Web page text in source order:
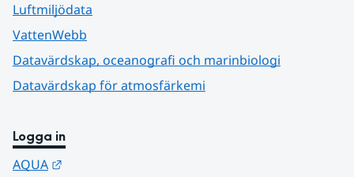
Luftmiljödata
VattenWebb
Datavärdskap, oceanografi och marinbiologi
Datavärdskap för atmosfärkemi
Logga in
AQUA